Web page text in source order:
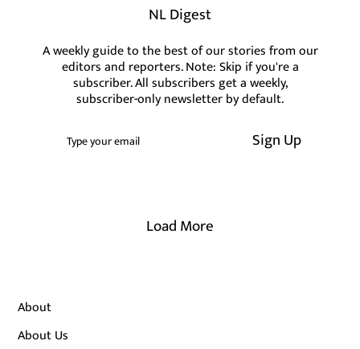
NL Digest
A weekly guide to the best of our stories from our
editors and reporters. Note: Skip if you're a
subscriber. All subscribers get a weekly,
subscriber-only newsletter by default.
Sign Up
Load More
About
About Us